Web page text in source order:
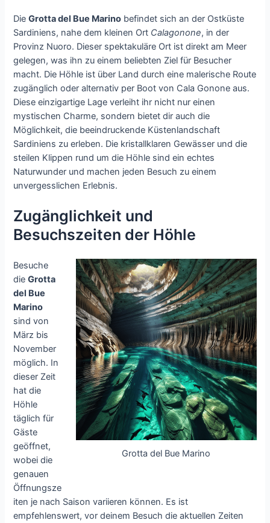
DieGrotta del Bue Marino befindet sich an der Ostküste
Sardiniens, nahe dem kleinen Ort Calagonone, in der
Provinz Nuoro. Dieser spektakuläre Ort ist direkt am Meer
gelegen, was ihn zu einem beliebten Ziel für Besucher
macht. Die Höhle ist über Land durch eine malerische Route
zugänglich oder alternativ per Boot von Cala Gonone aus.
Diese einzigartige Lage verleiht ihr nicht nur einen
mystischen Charme, sondern bietet dir auch die
Möglichkeit, die beeindruckende Küstenlandschaft
Sardiniens zu erleben. Die kristallklaren Gewässer und die
steilen Klippen rund um die Höhle sind ein echtes
Naturwunder und machen jeden Besuch zu einem
unvergesslichen Erlebnis.
Zugänglichkeit und
Besuchszeiten der Höhle
Grotta del Bue Marino
Besuche
dieGrotta
del Bue
Marino
sind von
März bis
November
möglich. In
dieser Zeit
hat die
Höhle
täglich für
Gäste
geöffnet,
wobei die
genauen
Öffnungsze
iten je nach Saison variieren können. Es ist
empfehlenswert, vor deinem Besuch die aktuellen Zeiten